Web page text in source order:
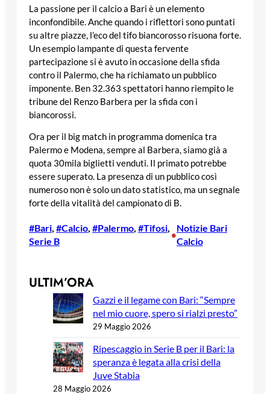
La passione per il calcio a Bari è un elemento
inconfondibile. Anche quando i riflettori sono puntati
su altre piazze, l’eco del tifo biancorosso risuona forte.
Un esempio lampante di questa fervente
partecipazione si è avuto in occasione della sfida
contro il Palermo, che ha richiamato un pubblico
imponente. Ben 32.363 spettatori hanno riempito le
tribune del Renzo Barbera per la sfida con i
biancorossi.
Ora per il big match in programma domenica tra
Palermo e Modena, sempre al Barbera, siamo già a
quota 30mila biglietti venduti. Il primato potrebbe
essere superato. La presenza di un pubblico così
numeroso non è solo un dato statistico, ma un segnale
forte della vitalità del campionato di B.
#Bari #Calcio #Palermo #Tifosi
Serie B
•
Notizie Bari
Calcio
ULTIM’ORA
Gazzi e il legame con Bari: “Sempre
nel mio cuore, spero si rialzi presto”
29 Maggio 2026
Ripescaggio in Serie B per il Bari: la
speranza è legata alla crisi della
Juve Stabia
28 Maggio 2026